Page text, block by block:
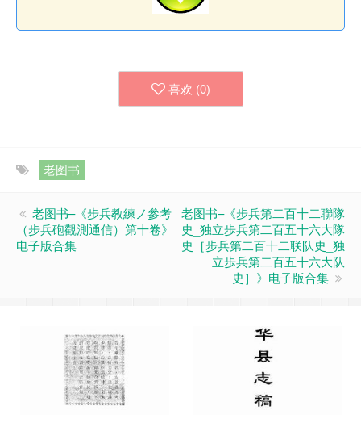
喜欢 (0)
老图书
老图书–《步兵教練ノ參考
（步兵砲觀測通信）第十卷》
电子版合集
老图书–《步兵第二百十二聯隊
史_独立歩兵第二百五十六大隊
史［步兵第二百十二联队史_独
立歩兵第二百五十六大队
史］》电子版合集